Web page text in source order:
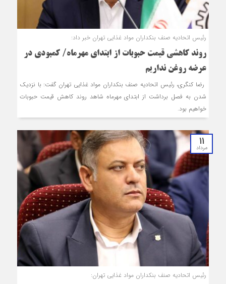
رئیس اتحادیه صنف بنکداران مواد غذایی تهران خبر داد:
روند کاهشی قیمت حبوبات از ابتدای مهرماه/ کمبودی در
عرضه روغن نداریم
رضا کنگری، رئیس اتحادیه صنف بنکداران مواد غذایی تهران گفت: با نزدیک
شدن به فصل برداشت از ابتدای مهرماه شاهد روند کاهش قیمت حبوبات
خواهیم بود.
11
مرداد
رئیس اتحادیه صنف بنکداران مواد غذایی تهران: